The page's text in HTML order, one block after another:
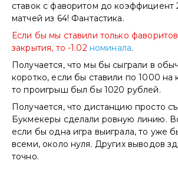
ставок с фаворитом до коэффициент
матчей из 64! Фантастика.
Если бы мы ставили только
закрытия, то -1.02 номинала.
Получается, что мы бы сыграли в
коротко, если бы ставили по 1000 на
то проигрыш был бы 1020 рублей.
Получается, что дистанцию просто
Букмекеры сделали ровную линию.
если бы одна игра выиграла, то уже
всеми, около нуля. Других выводов
точно.